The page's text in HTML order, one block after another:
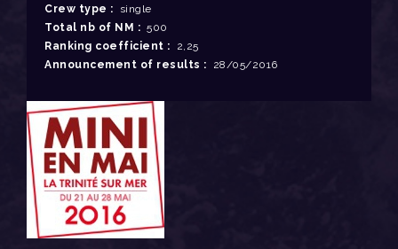
Crew type : single
Total nb of NM : 500
Ranking coefficient : 2,25
Announcement of results : 28/05/2016